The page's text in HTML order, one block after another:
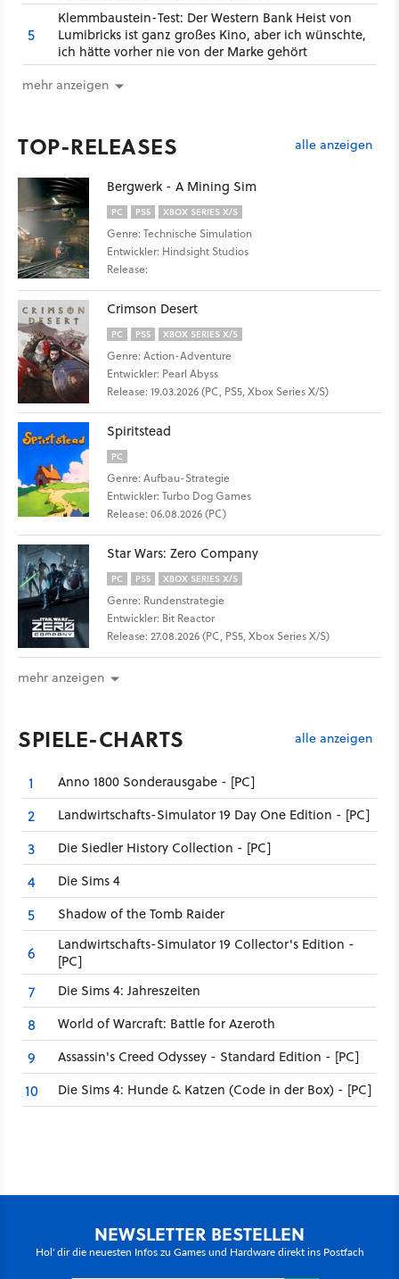
5
Klemmbaustein-Test: Der Western Bank Heist von
Lumibricks ist ganz großes Kino, aber ich wünschte,
ich hätte vorher nie von der Marke gehört
mehr anzeigen
TOP-RELEASES alle anzeigen
Bergwerk - A Mining Sim
PC PS5 XBOX SERIES X/S
Genre: Technische Simulation
Entwickler: Hindsight Studios
Release:
Crimson Desert
PC PS5 XBOX SERIES X/S
Genre: Action-Adventure
Entwickler: Pearl Abyss
Release: 19.03.2026 (PC, PS5, Xbox Series X/S)
Spiritstead
PC
Genre: Aufbau-Strategie
Entwickler: Turbo Dog Games
Release: 06.08.2026 (PC)
Star Wars: Zero Company
PC PS5 XBOX SERIES X/S
Genre: Rundenstrategie
Entwickler: Bit Reactor
Release: 27.08.2026 (PC, PS5, Xbox Series X/S)
mehr anzeigen
SPIELE-CHARTS alle anzeigen
1 Anno 1800 Sonderausgabe - [PC]
2 Landwirtschafts-Simulator 19 Day One Edition - [PC]
3 Die Siedler History Collection - [PC]
4 Die Sims 4
5 Shadow of the Tomb Raider
6
Landwirtschafts-Simulator 19 Collector's Edition -
[PC]
7 Die Sims 4: Jahreszeiten
8 World of Warcraft: Battle for Azeroth
9 Assassin's Creed Odyssey - Standard Edition - [PC]
10 Die Sims 4: Hunde & Katzen (Code in der Box) - [PC]
NEWSLETTER BESTELLEN
Hol' dir die neuesten Infos zu Games und Hardware direkt ins Postfach